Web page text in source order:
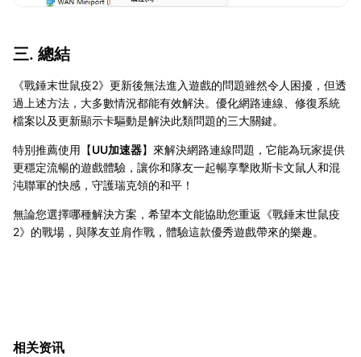
三. 總結
《戰錘末世鼠疫2》更新後無法進入遊戲的問題雖然令人困擾，但透
過上述方法，大多數情況都能有效解決。優化網路連線、修復系統
檔案以及更新顯示卡驅動是解決此類問題的三大關鍵。
特別推薦使用【UU加速器】來解決網路連線問題，它能為玩家提供
更穩定流暢的遊戲體驗，讓你和隊友一起暢享擊敗斯卡文鼠人和混
沌聯軍的快感，守護瑞克領的和平！
無論您選擇哪種解決方案，希望本文能協助您重返《戰錘末世鼠疫
2》的戰場，與隊友並肩作戰，體驗這款優秀遊戲帶來的樂趣。
相关资讯